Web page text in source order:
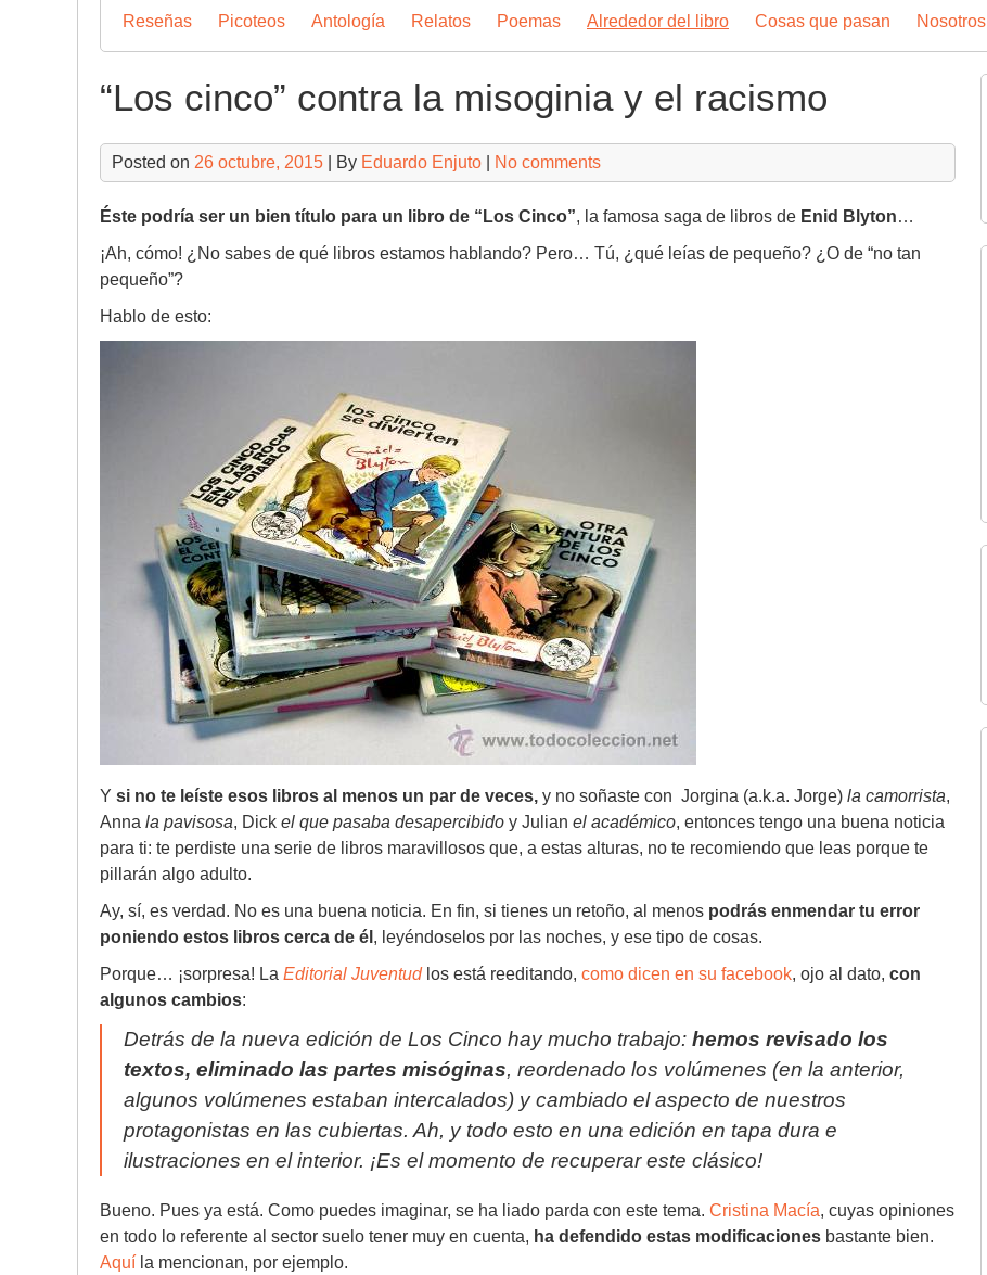
Reseñas Picoteos Antología Relatos Poemas Alrededor del libro Cosas que pasan Nosotros
“Los cinco” contra la misoginia y el racismo
Posted on 26 octubre, 2015 | By Eduardo Enjuto No comments
Éste podría ser un bien título para un libro de “Los Cinco”, la famosa saga de libros de Enid Blyton…
¡Ah, cómo! ¿No sabes de qué libros estamos hablando? Pero… Tú, ¿qué leías de pequeño? ¿O de “no tan
pequeño”?
Hablo de esto:
Y si no te leíste esos libros al menos un par de veces, y no soñaste con Jorgina (a.k.a. Jorge) la camorrista,
Anna la pavisosa, Dick el que pasaba desapercibido y Julian el académico, entonces tengo una buena noticia
para ti: te perdiste una serie de libros maravillosos que, a estas alturas, no te recomiendo que leas porque te
pillarán algo adulto.
Ay, sí, es verdad. No es una buena noticia. En fin, si tienes un retoño, al menos podrás enmendar tu error
poniendo estos libros cerca de él , leyéndoselos por las noches, y ese tipo de cosas.
Porque… ¡sorpresa! La Editorial Juventud los está reeditando, como dicen en su facebook, ojo al dato, con
algunos cambios:
Detrás de la nueva edición de Los Cinco hay mucho trabajo: hemos revisado los
textos, eliminado las partes misóginas, reordenado los volúmenes (en la anterior,
algunos volúmenes estaban intercalados) y cambiado el aspecto de nuestros
protagonistas en las cubiertas. Ah, y todo esto en una edición en tapa dura e
ilustraciones en el interior. ¡Es el momento de recuperar este clásico!
Bueno. Pues ya está. Como puedes imaginar, se ha liado parda con este tema. Cristina Macía, cuyas opiniones
en todo lo referente al sector suelo tener muy en cuenta, ha defendido estas modificaciones bastante bien.
Aquí la mencionan, por ejemplo.